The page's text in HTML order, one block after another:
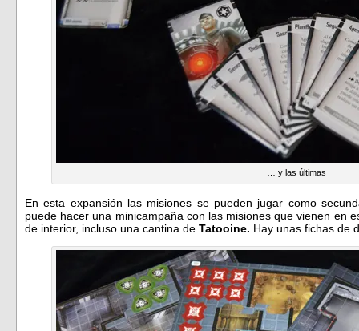
… y las últimas
En esta expansión las misiones se pueden jugar como
puede hacer una minicampaña con las misiones que vienen en
de interior, incluso una cantina de Tatooine. Hay unas fichas de